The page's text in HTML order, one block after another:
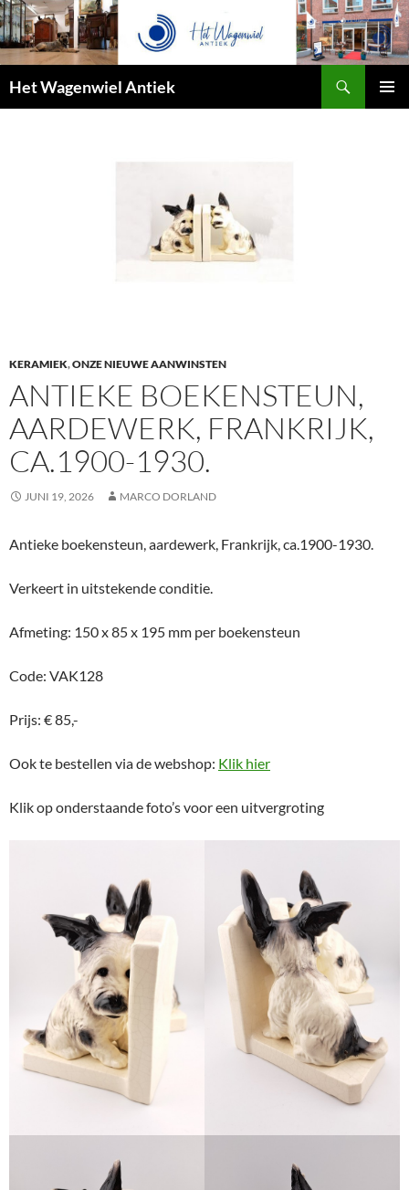
Het Wagenwiel Antiek
KERAMIEK,ONZE NIEUWE AANWINSTEN
ANTIEKE BOEKENSTEUN,
AARDEWERK, FRANKRIJK,
CA.1900-1930.
JUNI 19, 2026 MARCO DORLAND
Antieke boekensteun, aardewerk, Frankrijk, ca.1900-1930.
Verkeert in uitstekende conditie.
Afmeting: 150 x 85 x 195 mm per boekensteun
Code: VAK128
Prijs: € 85,-
Ook te bestellen via de webshop: Klik hier
Klik op onderstaande foto’s voor een uitvergroting